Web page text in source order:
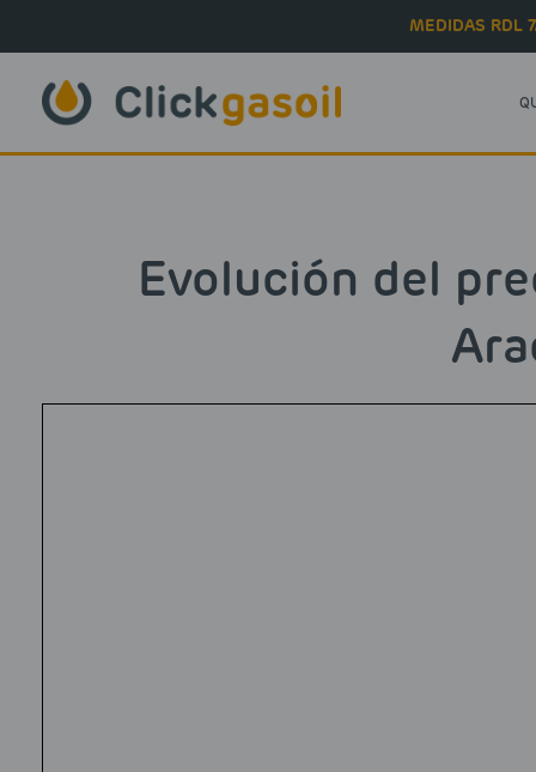
MEDIDAS RDL
Evolución del